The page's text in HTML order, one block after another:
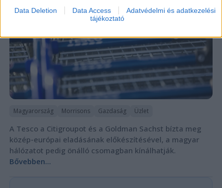
Data Deletion Data Access
Adatvédelmi és adatkezelési
tájékoztató
Magyarország Morrisons Gazdaság Üzlet
A Tesco a Citigroupot és a Goldman Sachst bízta meg
közép-európai eladásának előkészítésével, a magyar
hálózatot pedig önálló csomagban kínálhatják.
Bővebben...